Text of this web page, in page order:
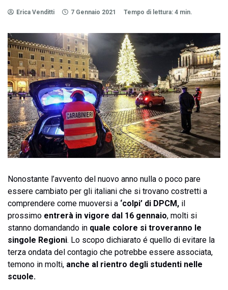
Erica Venditti 7 Gennaio 2021 Tempo di lettura: 4 min.
Nonostante l’avvento del nuovo anno nulla o poco pare
essere cambiato per gli italiani che si trovano costretti a
comprendere come muoversi a ‘colpi’ di DPCM, il
prossimo entrerà in vigore dal 16 gennaio, molti si
stanno domandando in quale colore si troveranno le
singole Regioni. Lo scopo dichiarato é quello di evitare la
terza ondata del contagio che potrebbe essere associata,
temono in molti, anche al rientro degli studenti nelle
scuole.